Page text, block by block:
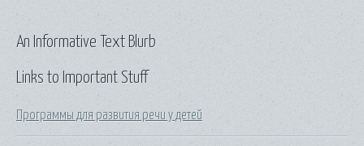
Links to Important Stuff
Программы для развития речи у детей
An Informative Text Blurb